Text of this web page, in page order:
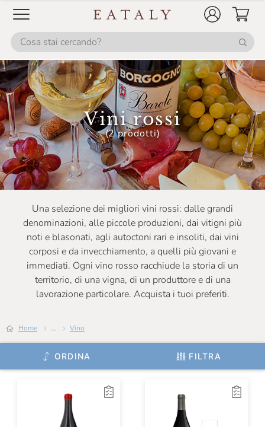
Vini rossi
(2 prodotti)
Una selezione dei migliori vini rossi: dalle grandi
denominazioni, alle piccole produzioni, dai vitigni più
noti e blasonati, agli autoctoni rari e insoliti, dai vini
corposi e da invecchiamento, a quelli più giovani e
immediati. Ogni vino rosso racchiude la storia di un
territorio, di una vigna, di un produttore e di una
lavorazione particolare. Acquista i tuoi preferiti.
Home ... Vino
ORDINA FILTRA
Casale Del Giglio
Cascina Corte
Cascina GemmaRina
Cascina Gilli
Cascina Valle Asinari
Castellare Di Castellina
Castello Monaci
Castello Monsanto
Castello Di Monsanto
Ceci
Celestina Fè
Certosa Di Belriguardo
Chateau Musar
Chiarli
Claudio Cipressi